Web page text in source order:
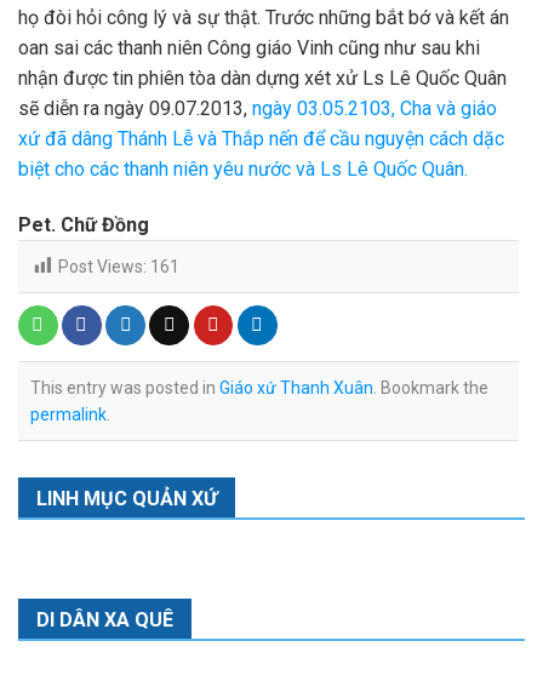
họ đòi hỏi công lý và sự thật. Trước những bắt bớ và kết án
oan sai các thanh niên Công giáo Vinh cũng như sau khi
nhận được tin phiên tòa dàn dựng xét xử Ls Lê Quốc Quân
sẽ diễn ra ngày 09.07.2013, ngày 03.05.2103, Cha và giáo
xứ đã dâng Thánh Lễ và Thắp nến để cầu nguyện cách dặc
biệt cho các thanh niên yêu nước và Ls Lê Quốc Quân.
Pet. Chữ Đồng
Post Views: 161
This entry was posted in Giáo xứ Thanh Xuân . Bookmark the
permalink
LINH MỤC QUẢN XỨ
DI DÂN XA QUÊ